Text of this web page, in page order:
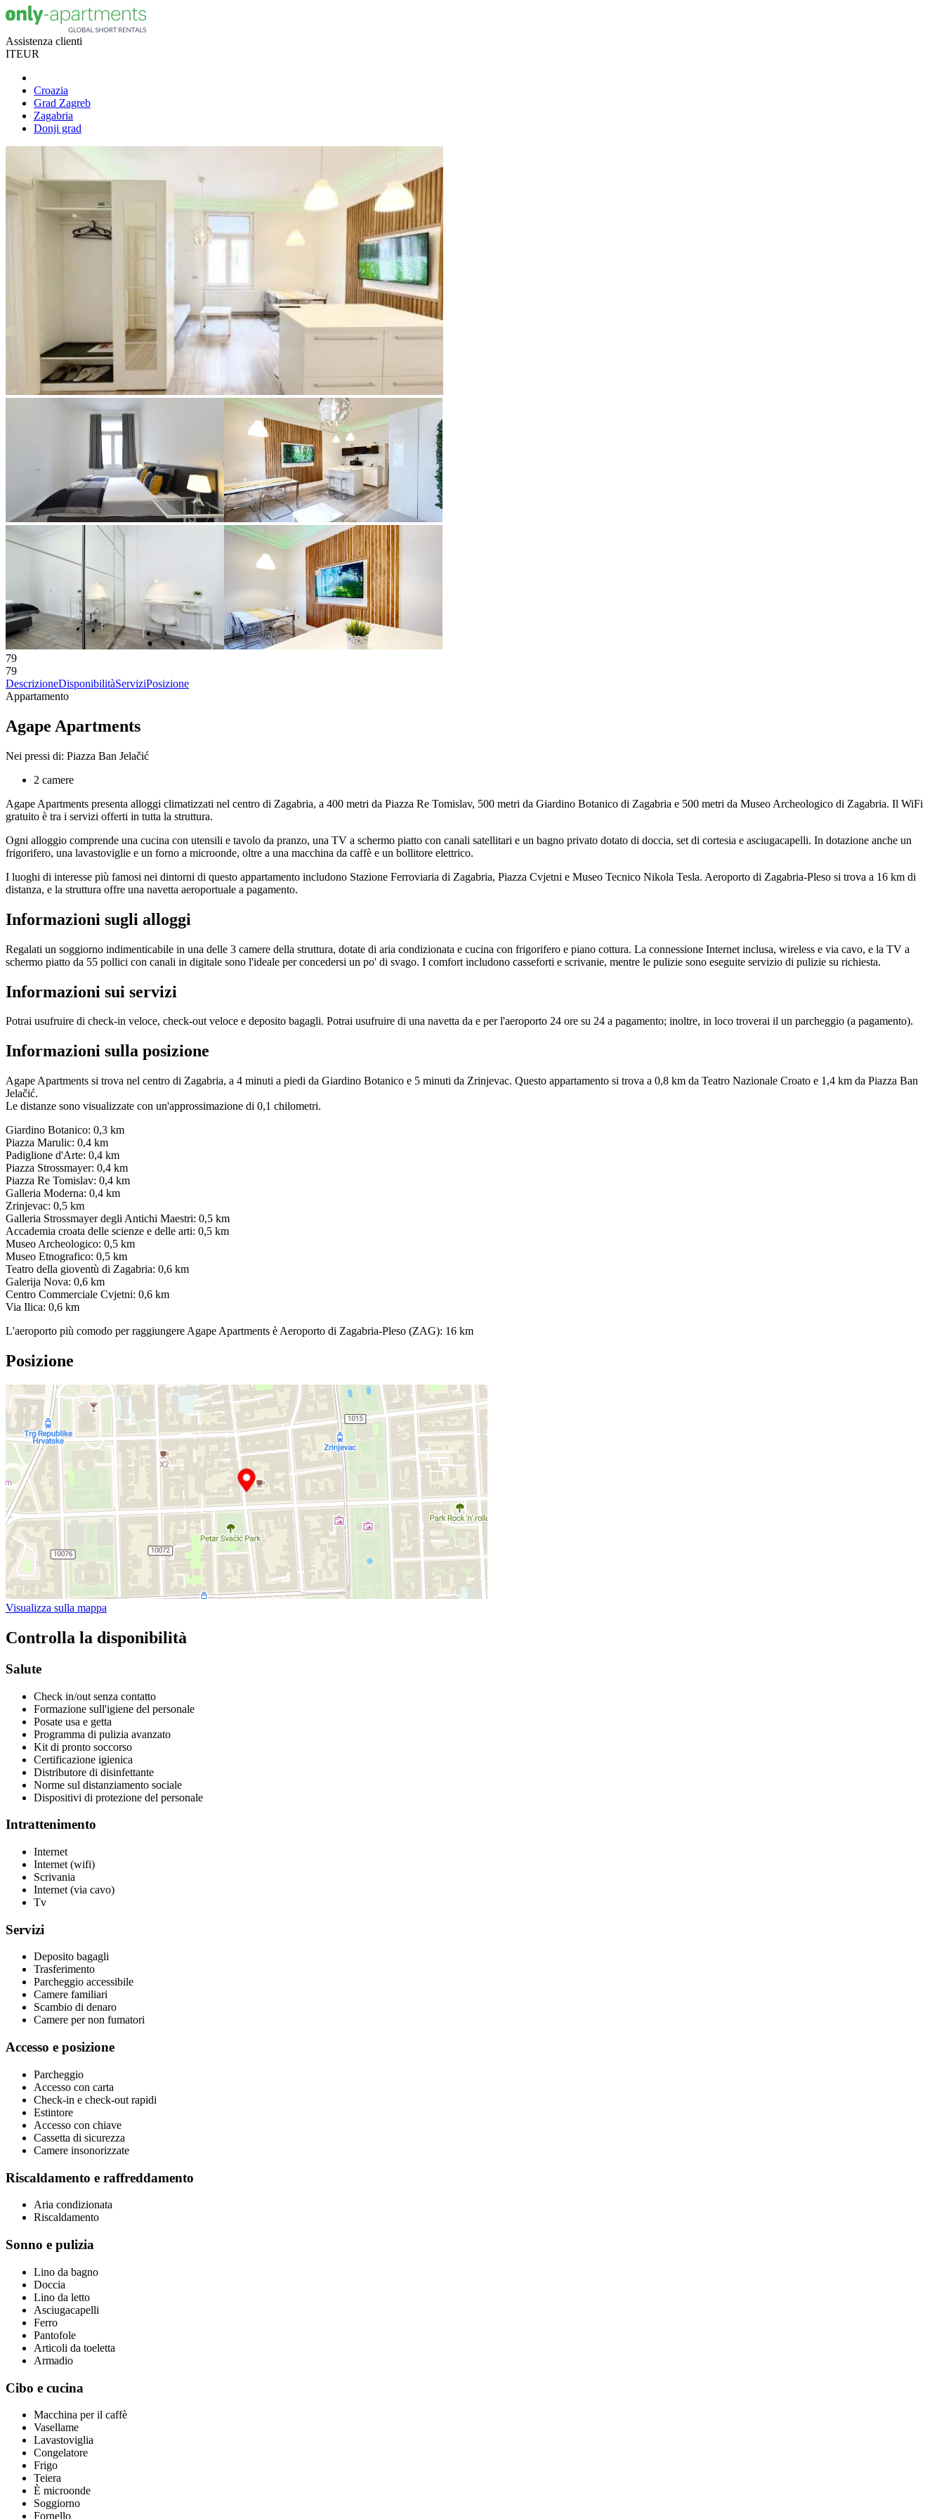
Assistenza clienti
ITEUR
Croazia
Grad Zagreb
Zagabria
Donji grad
79
79
DescrizioneDisponibilitàServiziPosizione
Appartamento
Agape Apartments
Nei pressi di: Piazza Ban Jelačić
2 camere
Agape Apartments presenta alloggi climatizzati nel centro di Zagabria, a 400 metri da Piazza Re Tomislav, 500 metri da Giardino Botanico di Zagabria e 500 metri da Museo Archeologico di Zagabria. Il WiFi
gratuito è tra i servizi offerti in tutta la struttura.
Ogni alloggio comprende una cucina con utensili e tavolo da pranzo, una TV a schermo piatto con canali satellitari e un bagno privato dotato di doccia, set di cortesia e asciugacapelli. In dotazione anche un
frigorifero, una lavastoviglie e un forno a microonde, oltre a una macchina da caffè e un bollitore elettrico.
I luoghi di interesse più famosi nei dintorni di questo appartamento includono Stazione Ferroviaria di Zagabria, Piazza Cvjetni e Museo Tecnico Nikola Tesla. Aeroporto di Zagabria-Pleso si trova a 16 km di
distanza, e la struttura offre una navetta aeroportuale a pagamento.
Informazioni sugli alloggi
Regalati un soggiorno indimenticabile in una delle 3 camere della struttura, dotate di aria condizionata e cucina con frigorifero e piano cottura. La connessione Internet inclusa, wireless e via cavo, e la TV a
schermo piatto da 55 pollici con canali in digitale sono l'ideale per concedersi un po' di svago. I comfort includono casseforti e scrivanie, mentre le pulizie sono eseguite servizio di pulizie su richiesta.
Informazioni sui servizi
Potrai usufruire di check-in veloce, check-out veloce e deposito bagagli. Potrai usufruire di una navetta da e per l'aeroporto 24 ore su 24 a pagamento; inoltre, in loco troverai il un parcheggio (a pagamento).
Informazioni sulla posizione
Agape Apartments si trova nel centro di Zagabria, a 4 minuti a piedi da Giardino Botanico e 5 minuti da Zrinjevac. Questo appartamento si trova a 0,8 km da Teatro Nazionale Croato e 1,4 km da Piazza Ban
Jelačić.
Le distanze sono visualizzate con un'approssimazione di 0,1 chilometri.
Giardino Botanico: 0,3 km
Piazza Marulic: 0,4 km
Padiglione d'Arte: 0,4 km
Piazza Strossmayer: 0,4 km
Piazza Re Tomislav: 0,4 km
Galleria Moderna: 0,4 km
Zrinjevac: 0,5 km
Galleria Strossmayer degli Antichi Maestri: 0,5 km
Accademia croata delle scienze e delle arti: 0,5 km
Museo Archeologico: 0,5 km
Museo Etnografico: 0,5 km
Teatro della gioventù di Zagabria: 0,6 km
Galerija Nova: 0,6 km
Centro Commerciale Cvjetni: 0,6 km
Via Ilica: 0,6 km
L'aeroporto più comodo per raggiungere Agape Apartments è Aeroporto di Zagabria-Pleso (ZAG): 16 km
Posizione
Visualizza sulla mappa
Controlla la disponibilità
Salute
Check in/out senza contatto
Formazione sull'igiene del personale
Posate usa e getta
Programma di pulizia avanzato
Kit di pronto soccorso
Certificazione igienica
Distributore di disinfettante
Norme sul distanziamento sociale
Dispositivi di protezione del personale
Intrattenimento
Internet
Internet (wifi)
Scrivania
Internet (via cavo)
Tv
Servizi
Deposito bagagli
Trasferimento
Parcheggio accessibile
Camere familiari
Scambio di denaro
Camere per non fumatori
Accesso e posizione
Parcheggio
Accesso con carta
Check-in e check-out rapidi
Estintore
Accesso con chiave
Cassetta di sicurezza
Camere insonorizzate
Riscaldamento e raffreddamento
Aria condizionata
Riscaldamento
Sonno e pulizia
Lino da bagno
Doccia
Lino da letto
Asciugacapelli
Ferro
Pantofole
Articoli da toeletta
Armadio
Cibo e cucina
Macchina per il caffè
Vasellame
Lavastoviglia
Congelatore
Frigo
Teiera
È microonde
Soggiorno
Fornello